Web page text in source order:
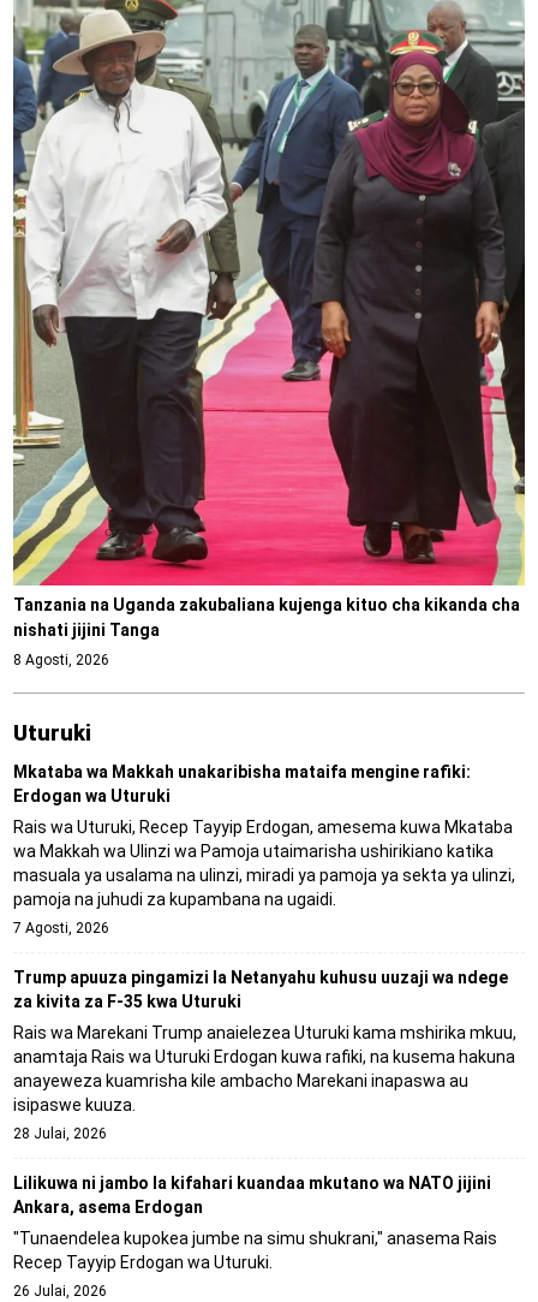
Tanzania na Uganda zakubaliana kujenga kituo cha kikanda cha
nishati jijini Tanga
8 Agosti, 2026
Uturuki
Mkataba wa Makkah unakaribisha mataifa mengine rafiki:
Erdogan wa Uturuki
Rais wa Uturuki, Recep Tayyip Erdogan, amesema kuwa Mkataba
wa Makkah wa Ulinzi wa Pamoja utaimarisha ushirikiano katika
masuala ya usalama na ulinzi, miradi ya pamoja ya sekta ya ulinzi,
pamoja na juhudi za kupambana na ugaidi.
7 Agosti, 2026
Trump apuuza pingamizi la Netanyahu kuhusu uuzaji wa ndege
za kivita za F-35 kwa Uturuki
Rais wa Marekani Trump anaielezea Uturuki kama mshirika mkuu,
anamtaja Rais wa Uturuki Erdogan kuwa rafiki, na kusema hakuna
anayeweza kuamrisha kile ambacho Marekani inapaswa au
isipaswe kuuza.
28 Julai, 2026
Lilikuwa ni jambo la kifahari kuandaa mkutano wa NATO jijini
Ankara, asema Erdogan
"Tunaendelea kupokea jumbe na simu shukrani," anasema Rais
Recep Tayyip Erdogan wa Uturuki.
26 Julai, 2026